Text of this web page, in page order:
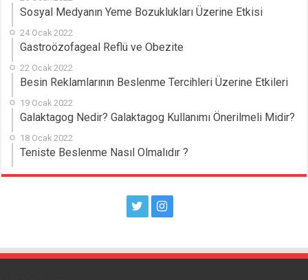
Sosyal Medyanın Yeme Bozuklukları Üzerine Etkisi
24 Ocak 2022
Gastroözofageal Reflü ve Obezite
22 Ocak 2022
Besin Reklamlarının Beslenme Tercihleri Üzerine Etkileri
19 Ocak 2022
Galaktagog Nedir? Galaktagog Kullanımı Önerilmeli Midir?
18 Ocak 2022
Teniste Beslenme Nasıl Olmalıdır ?